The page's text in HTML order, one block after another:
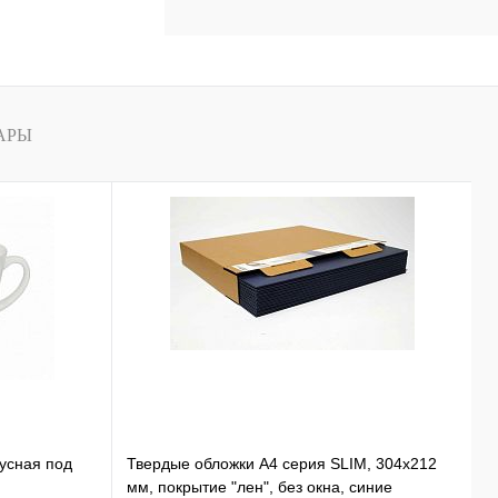
под
Твердые обложки А4 серия SLIM, 304x212
мм, покрытие "лен", без окна, синие